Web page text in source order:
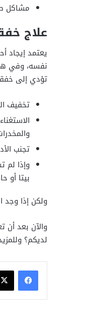
مشاكل
علاج
يعتمد إيجاد
نفسه، وفي
تؤدي إلى
تخفيف
تجنب
وإذا لم
بيتا أو
ولكن إذا
والآن بعد أن
لديكم؟